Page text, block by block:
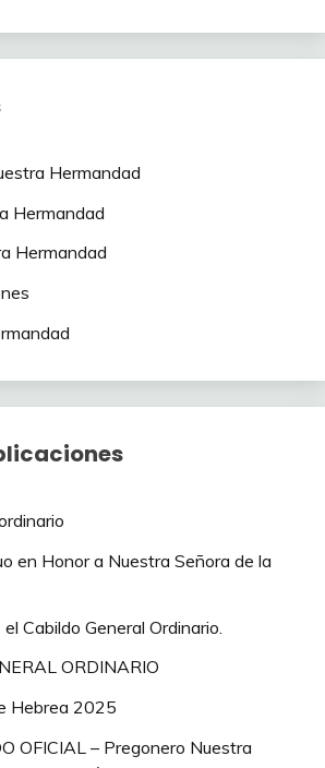
Hermandad
Hermandad
Hermandad
en Honor a Nuestra Señora de la
Cabildo General Ordinario.
ORDINARIO
Hebrea 2025
OFICIAL – Pregonero Nuestra